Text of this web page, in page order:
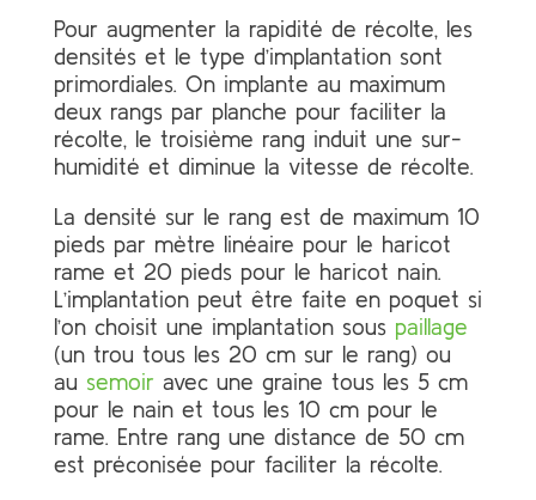
Pour augmenter la rapidité de récolte, les
densités et le type d’implantation sont
primordiales. On implante au maximum
deux rangs par planche pour faciliter la
récolte, le troisième rang induit une sur-
humidité et diminue la vitesse de récolte.
La densité sur le rang est de maximum 10
pieds par mètre linéaire pour le haricot
rame et 20 pieds pour le haricot nain.
L’implantation peut être faite en poquet si
l’on choisit une implantation sous paillage
(un trou tous les 20 cm sur le rang) ou
au semoir avec une graine tous les 5 cm
pour le nain et tous les 10 cm pour le
rame. Entre rang une distance de 50 cm
est préconisée pour faciliter la récolte.